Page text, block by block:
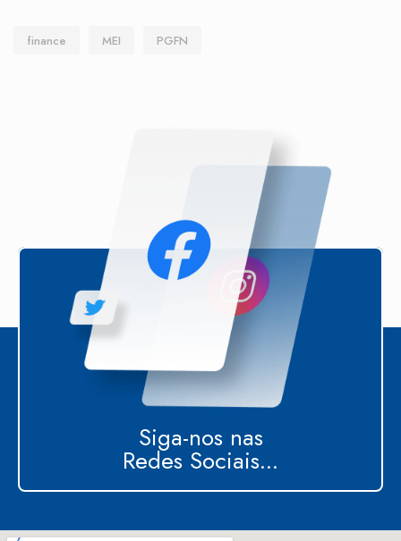
finance MEI PGFN
Siga-nos nas
Redes Sociais...